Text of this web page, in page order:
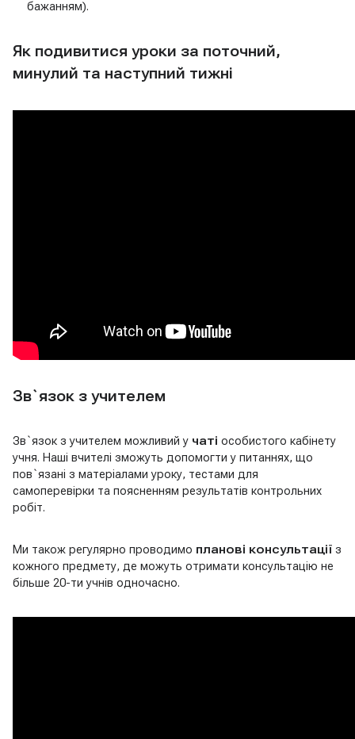
бажанням).
Як подивитися уроки за поточний,
минулий та наступний тижні
Зв`язок з учителем
Зв`язок з учителем можливий у чаті особистого кабінету
учня. Наші вчителі зможуть допомогти у питаннях, що
пов`язані з матеріалами уроку, тестами для
самоперевірки та поясненням результатів контрольних
робіт.
Ми також регулярно проводимо планові консультації з
кожного предмету, де можуть отримати консультацію не
більше 20-ти учнів одночасно.